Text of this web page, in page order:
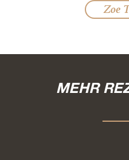
Zoe
MEHR